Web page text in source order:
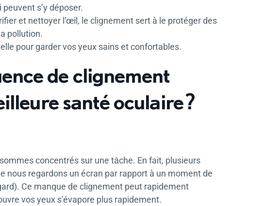
s’y déposer.
et nettoyer l’œil, le clignement sert à le protéger des
pollution.
pour garder vos yeux sains et confortables.
de clignement
santé oculaire ?
concentrés sur une tâche. En fait, plusieurs
nous regardons un écran par rapport à un moment de
Ce manque de clignement peut rapidement
vos yeux s’évapore plus rapidement.